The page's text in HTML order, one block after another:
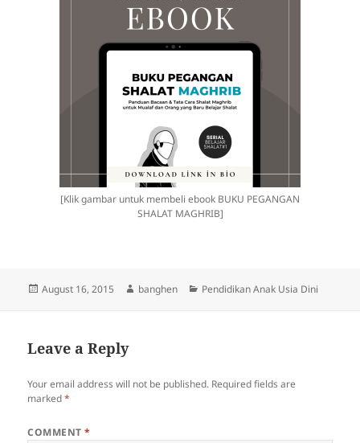
[Klik gambar untuk membeli ebook BUKU PEGANGAN
SHALAT MAGHRIB]
Posted
August 16, 2015 Author
banghen Categories
Pendidikan Anak Usia Dini
Leave a Reply
Your email address will not be published. Required fields are
marked*
COMMENT*